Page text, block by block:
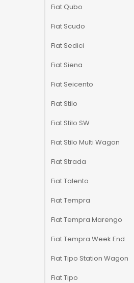
Fiat Qubo
Fiat Scudo
Fiat Sedici
Fiat Siena
Fiat Seicento
Fiat Stilo
Fiat Stilo SW
Fiat Stilo Multi Wagon
Fiat Strada
Fiat Talento
Fiat Tempra
Fiat Tempra Marengo
Fiat Tempra Week End
Fiat Tipo Station Wagon
Fiat Tipo